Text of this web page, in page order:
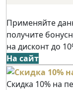
Применяйте
получите
на дисконт до
На сайт
Скидка 10% на